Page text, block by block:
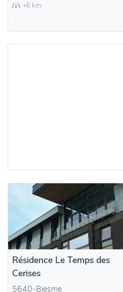
+6 km
Résidence Le Temps des
Cerises
5640-Biesme